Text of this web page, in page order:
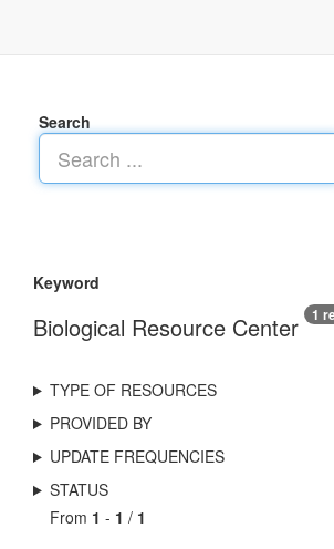
Search
Keyword
Biological Resource Center 1
TYPE OF RESOURCES
PROVIDED BY
UPDATE FREQUENCIES
STATUS
From 1 - 1 / 1